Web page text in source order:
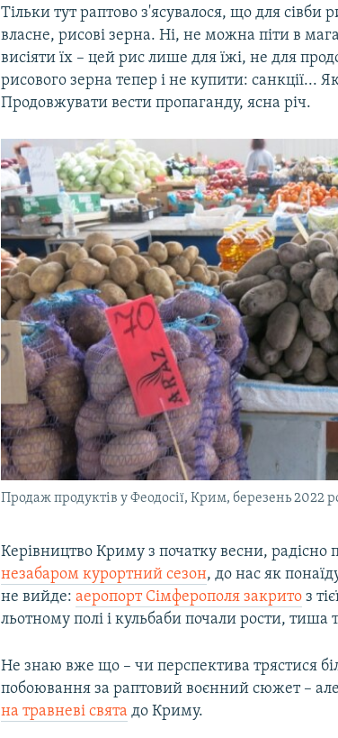
Тільки тут раптово з'ясувалося, що для сівби
власне, рисові зерна. Ні, не можна піти в
висіяти їх – цей рис лише для їжі, не для
рисового зерна тепер і не купити: санкції...
Продовжувати вести пропаганду, ясна річ.
Продаж продуктів у Феодосії, Крим, березень 2022
Керівництво Криму з початку весни,
незабаром курортний сезон, до нас як
не вийде:аеропорт Сімферополя закрито з
льотному полі і кульбаби почали рости, тиша
Не знаю вже що – чи перспектива трястися
побоювання за раптовий воєнний сюжет –
на травневі свята до Криму.